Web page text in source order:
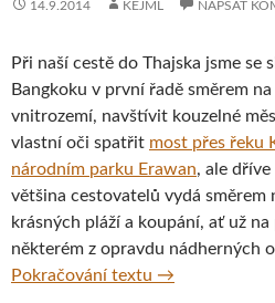
14.9.2014 KEJML NAPSAT
Při naší cestě do Thajska jsme se
Bangkoku v první řadě směrem
vnitrozemí, navštívit kouzelné
vlastní oči spatřit most přes řeku
národním parku Erawan, ale
většina cestovatelů vydá směrem
krásných pláží a koupání, ať už na
některém z opravdu nádherných
Pokračování textu New Hut
→